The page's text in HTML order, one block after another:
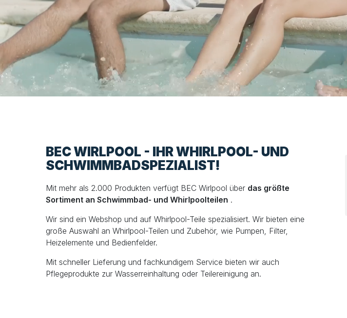
BEC WIRLPOOL - IHR WHIRLPOOL- UND
SCHWIMMBADSPEZIALIST!
Mit mehr als 2.000 Produkten verfügt BEC Wirlpool über das größte
Sortiment an Schwimmbad- und Whirlpoolteilen .
Wir sind ein Webshop und auf Whirlpool-Teile spezialisiert. Wir bieten eine
große Auswahl an Whirlpool-Teilen und Zubehör, wie Pumpen, Filter,
Heizelemente und Bedienfelder.
Mit schneller Lieferung und fachkundigem Service bieten wir auch
Pflegeprodukte zur Wasserreinhaltung oder Teilereinigung an.